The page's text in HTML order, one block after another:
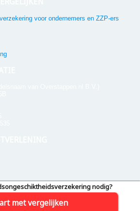
nodig?
met vergelijken
voor ondernemers en ZZP-ers